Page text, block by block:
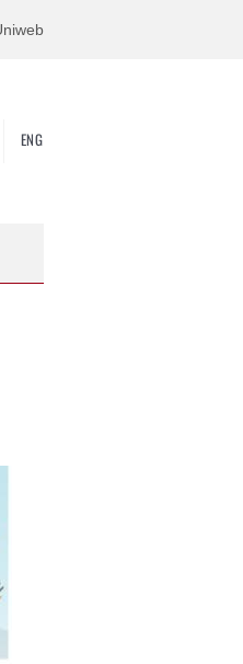
ENG